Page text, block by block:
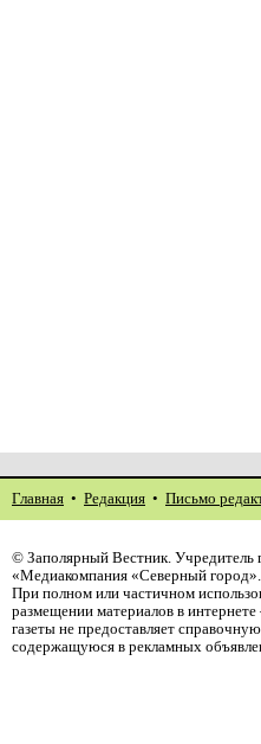
Главная • Редакция • Письмо
© Заполярный Вестник.
«Медиакомпания «Северный
При полном или частичном
размещении материалов в
газеты не предоставляет
содержащуюся в рекламных